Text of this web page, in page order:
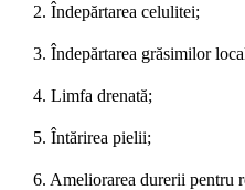
2. Îndepărtarea celulitei;
3. Îndepărtarea grăsimilor
4. Limfa drenată;
5. Întărirea pielii;
6. Ameliorarea durerii pentru